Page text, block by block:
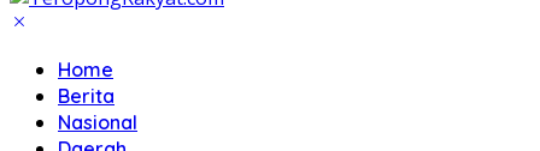
Home
Berita
Nasional